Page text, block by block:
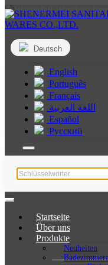
Deutsch
English
Português
Français
اللغة العربية
Español
Русский
Startseite
Über uns
Produkte
Neuheiten